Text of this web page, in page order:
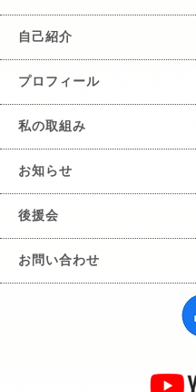
自己紹介
プロフィール
私の取組み
お知らせ
後援会
お問い合わせ